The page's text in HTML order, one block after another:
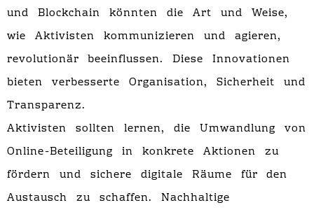
und Blockchain könnten die Art und Weise,
wie Aktivisten kommunizieren und agieren,
revolutionär beeinflussen. Diese Innovationen
bieten verbesserte Organisation, Sicherheit und
Transparenz.
Aktivisten sollten lernen, die Umwandlung von
Online-Beteiligung in konkrete Aktionen zu
fördern und sichere digitale Räume für den
Austausch zu schaffen. Nachhaltige